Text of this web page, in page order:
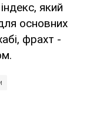
який
основних
фрахт -